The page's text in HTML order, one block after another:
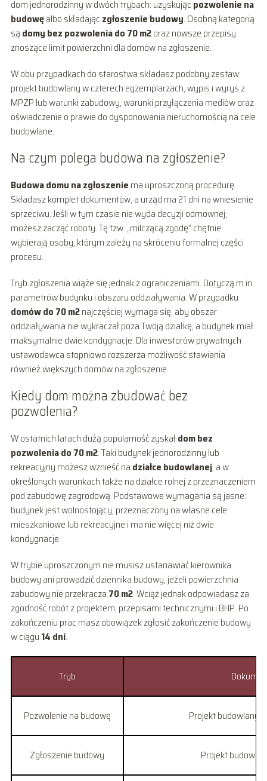
dom jednorodzinny w dwóch trybach: uzyskując pozwolenie na
budowęalbo składając zgłoszenie budowy. Osobną kategorią
są domy bez pozwolenia do 70 m2oraz nowsze przepisy
znoszące limit powierzchni dla domów na zgłoszenie.
W obu przypadkach do starostwa składasz podobny zestaw:
projekt budowlany w czterech egzemplarzach, wypis i wyrys z
MPZP lub warunki zabudowy, warunki przyłączenia mediów oraz
oświadczenie o prawie do dysponowania nieruchomością na cele
budowlane.
Na czym polega budowa na zgłoszenie?
Budowa domu na zgłoszenie ma uproszczoną procedurę.
Składasz komplet dokumentów, a urząd ma 21 dni na wniesienie
sprzeciwu. Jeśli w tym czasie nie wyda decyzji odmownej,
możesz zacząć roboty. Tę tzw. „milczącą zgodę” chętnie
wybierają osoby, którym zależy na skróceniu formalnej części
procesu.
Tryb zgłoszenia wiąże się jednak z ograniczeniami. Dotyczą m.in.
parametrów budynku i obszaru oddziaływania. W przypadku
domów do 70 m2najczęściej wymaga się, aby obszar
oddziaływania nie wykraczał poza Twoją działkę, a budynek miał
maksymalnie dwie kondygnacje. Dla inwestorów prywatnych
ustawodawca stopniowo rozszerza możliwość stawiania
również większych domów na zgłoszenie.
Kiedy dom można zbudować bez
pozwolenia?
W ostatnich latach dużą popularność zyskał dom bez
pozwolenia do 70 m2. Taki budynek jednorodzinny lub
rekreacyjny możesz wznieść na działce budowlanej, a w
określonych warunkach także na działce rolnej z przeznaczeniem
pod zabudowę zagrodową. Podstawowe wymagania są jasne:
budynek jest wolnostojący, przeznaczony na własne cele
mieszkaniowe lub rekreacyjne i ma nie więcej niż dwie
kondygnacje.
W trybie uproszczonym nie musisz ustanawiać kierownika
budowy ani prowadzić dziennika budowy, jeżeli powierzchnia
zabudowy nie przekracza 70 m2. Wciąż jednak odpowiadasz za
zgodność robót z projektem, przepisami technicznymi i BHP. Po
zakończeniu prac masz obowiązek zgłosić zakończenie budowy
w ciągu 14 dni.
Tryb
Pozwolenie na budowę Projekt budowlany
Zgłoszenie budowy Projekt